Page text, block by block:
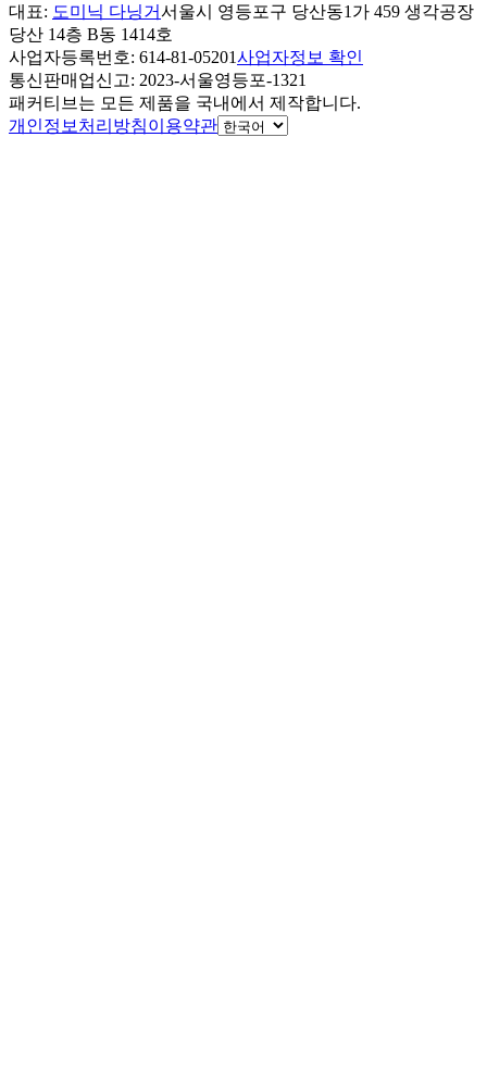
대표: 도미닉 다닝거서울시 영등포구 당산동1가 459 생각공장
당산 14층 B동 1414호
사업자등록번호: 614-81-05201사업자정보 확인
통신판매업신고: 2023-서울영등포-1321
패커티브는 모든 제품을 국내에서 제작합니다.
개인정보처리방침이용약관